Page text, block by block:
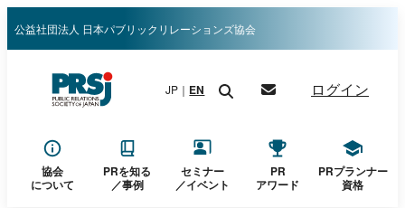
公益社団法人 日本パブリックリレーションズ協会
JP｜ EN ログイン
協会
について
PRを知る
／事例
セミナー
／イベント
PR
アワード
PRプランナー
資格